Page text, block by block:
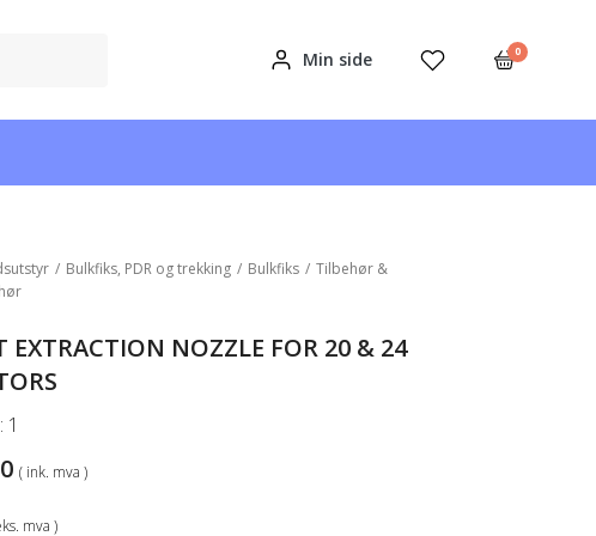
Min side 0
/ Bulkfiks, PDR og trekking / Bulkfiks / Tilbehør &
EXTRACTION NOZZLE FOR 20 & 24
( ink. mva )
1
mva )